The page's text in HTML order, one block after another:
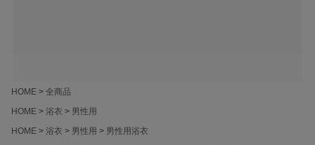
HOME
全商品
HOME
浴衣
男性用
HOME
浴衣 男性用
男性用浴衣